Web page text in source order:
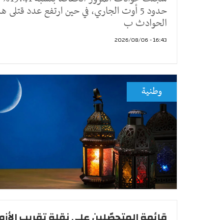
حدود 5 أوت الجاري، في حين ارتفع عدد قتلى
الحوادث ب
16:43 - 2026/08/06
وطنية